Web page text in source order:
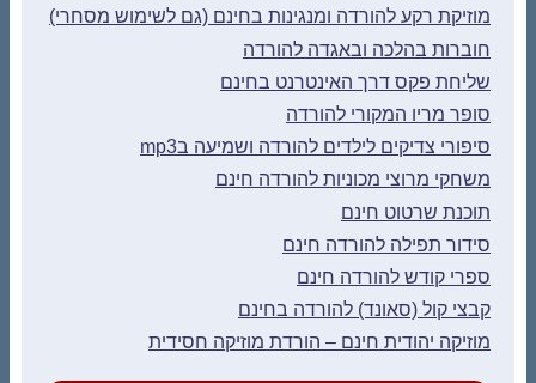
מוזיקת רקע להורדה ומנגינות בחינם (גם לשימוש מסחרי)
חוברות בהלכה ובאגדה להורדה
שליחת פקס דרך האינטרנט בחינם
סופר מריו המקורי להורדה
סיפורי צדיקים לילדים להורדה ושמיעה בmp3
משחקי מרוצי מכוניות להורדה חינם
תוכנת שרטוט חינם
סידור תפילה להורדה חינם
ספרי קודש להורדה חינם
קבצי קול (סאונד) להורדה בחינם
מוזיקה יהודית חינם – הורדת מוזיקה חסידית